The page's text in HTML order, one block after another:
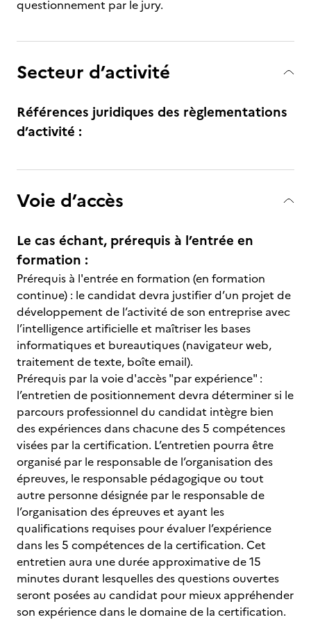
questionnement par le jury.
Secteur d’activité
Références juridiques des règlementations
d’activité :
Voie d’accès
Le cas échant, prérequis à l’entrée en
formation :
Prérequis à l'entrée en formation (en formation
continue) : le candidat devra justifier d’un projet de
développement de l’activité de son entreprise avec
l’intelligence artificielle et maîtriser les bases
informatiques et bureautiques (navigateur web,
traitement de texte, boîte email).
Prérequis par la voie d'accès "par expérience" :
l’entretien de positionnement devra déterminer si le
parcours professionnel du candidat intègre bien
des expériences dans chacune des 5 compétences
visées par la certification. L’entretien pourra être
organisé par le responsable de l’organisation des
épreuves, le responsable pédagogique ou tout
autre personne désignée par le responsable de
l’organisation des épreuves et ayant les
qualifications requises pour évaluer l’expérience
dans les 5 compétences de la certification. Cet
entretien aura une durée approximative de 15
minutes durant lesquelles des questions ouvertes
seront posées au candidat pour mieux appréhender
son expérience dans le domaine de la certification.